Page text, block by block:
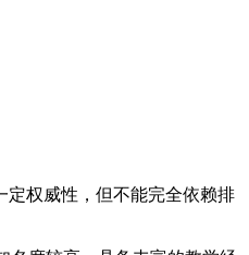
定权威性，但不能完全依赖排